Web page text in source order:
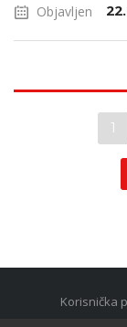
Objavljen
1
Korisnička